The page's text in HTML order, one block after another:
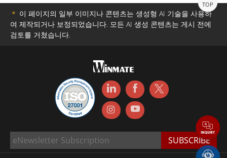
TOP
＊ 이 페이지의 일부 이미지나 콘텐츠는 생성형 AI 기술을 사용하
여 제작되거나 보정되었습니다. 모든 AI 생성 콘텐츠는 게시 전에
검토를 거쳤습니다.